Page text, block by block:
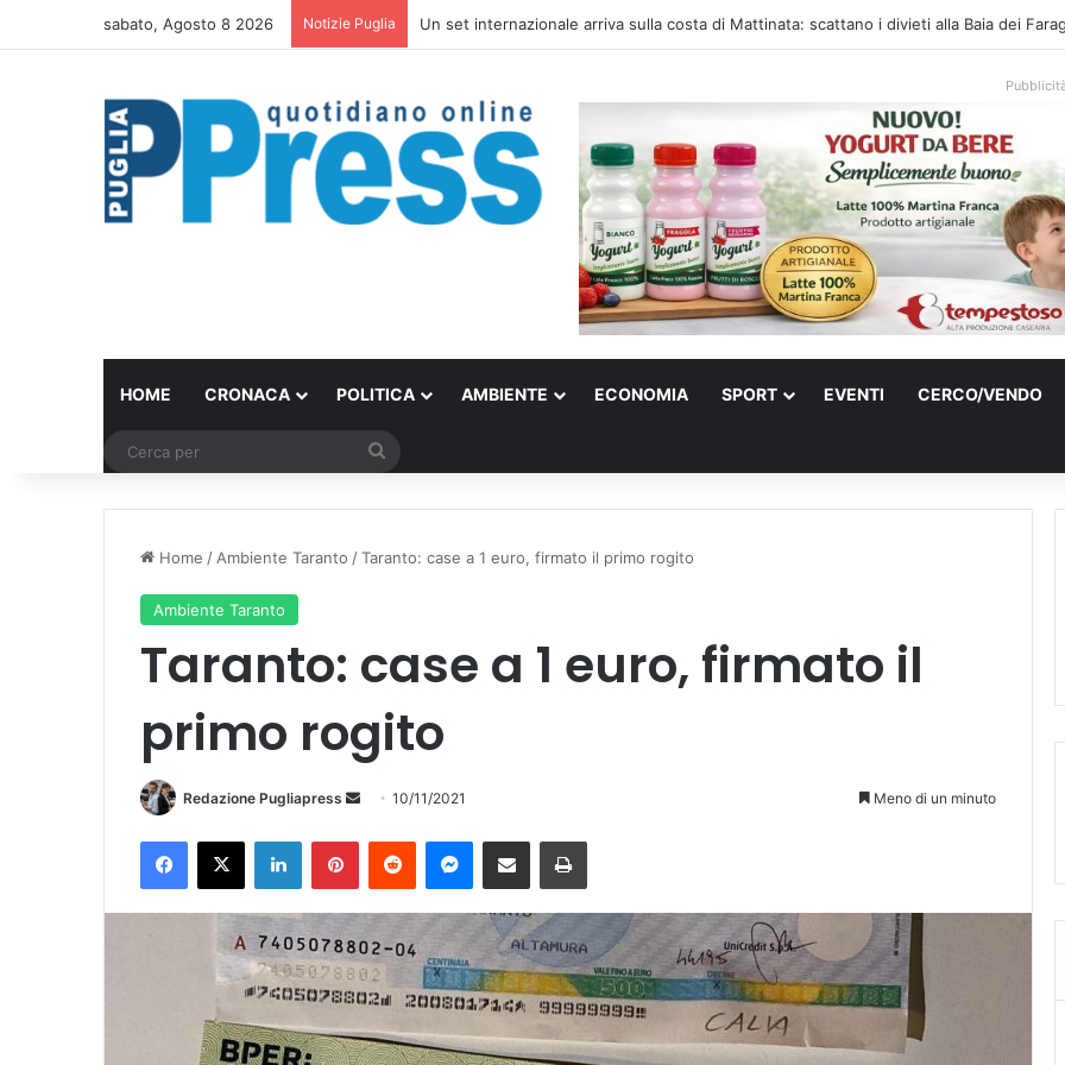
sabato, Agosto 8 2026 Notizie Puglia Ombrelloni lasciati sulle spiagge libere, controlli a Vieste e Peschici: liberati oltre 5mila
HOME CRONACA POLITICA AMBIENTE ECONOMIA SPORT EVENTI CERCO/VENDO
Home /Ambiente Taranto /Taranto: case a 1 euro, firmato il primo rogito
Ambiente Taranto
Taranto: case a 1 euro, firmato il
primo rogito
Redazione Pugliapress
a
u
n
'
e
m
10/11/2021 Meno di un minuto